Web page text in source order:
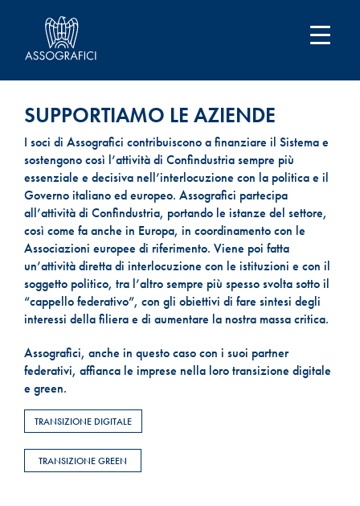
SUPPORTIAMO LE AZIENDE
I soci di Assografici contribuiscono a finanziare il Sistema e
sostengono così l’attività di Confindustria sempre più
essenziale e decisiva nell’interlocuzione con la politica e il
Governo italiano ed europeo. Assografici partecipa
all’attività di Confindustria, portando le istanze del settore,
così come fa anche in Europa, in coordinamento con le
Associazioni europee di riferimento. Viene poi fatta
un’attività diretta di interlocuzione con le istituzioni e con il
soggetto politico, tra l’altro sempre più spesso svolta sotto il
“cappello federativo”, con gli obiettivi di fare sintesi degli
interessi della filiera e di aumentare la nostra massa critica.
Assografici, anche in questo caso con i suoi partner
federativi, affianca le imprese nella loro transizione digitale
e green.
TRANSIZIONE DIGITALE
TRANSIZIONE GREEN